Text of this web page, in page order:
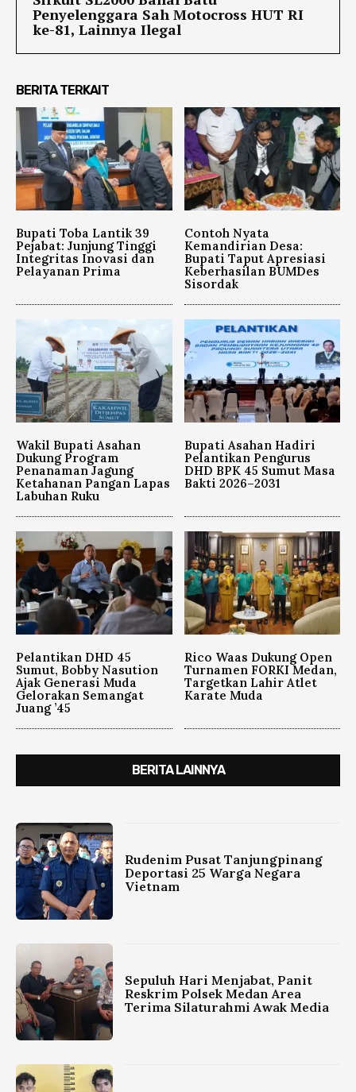
Penyelenggara Sah Motocross HUT RI
ke-81, Lainnya Ilegal
BERITA TERKAIT
Bupati Toba Lantik 39
Pejabat: Junjung Tinggi
Integritas Inovasi dan
Pelayanan Prima
Contoh Nyata
Kemandirian Desa:
Bupati Taput Apresiasi
Keberhasilan BUMDes
Sisordak
Wakil Bupati Asahan
Dukung Program
Penanaman Jagung
Ketahanan Pangan Lapas
Labuhan Ruku
Bupati Asahan Hadiri
Pelantikan Pengurus
DHD BPK 45 Sumut Masa
Bakti 2026–2031
Pelantikan DHD 45
Sumut, Bobby Nasution
Ajak Generasi Muda
Gelorakan Semangat
Juang ’45
Rico Waas Dukung Open
Turnamen FORKI Medan,
Targetkan Lahir Atlet
Karate Muda
BERITA LAINNYA
Rudenim Pusat Tanjungpinang
Deportasi 25 Warga Negara
Vietnam
Sepuluh Hari Menjabat, Panit
Reskrim Polsek Medan Area
Terima Silaturahmi Awak Media